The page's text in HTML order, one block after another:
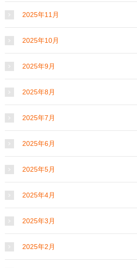
2025年11月
2025年10月
2025年9月
2025年8月
2025年7月
2025年6月
2025年5月
2025年4月
2025年3月
2025年2月